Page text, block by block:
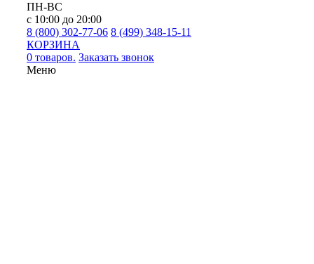
ПН-ВС
с 10:00 до 20:00
8 (800) 302-77-06 8 (499) 348-15-11
КОРЗИНА
0 товаров. Заказать звонок
Меню